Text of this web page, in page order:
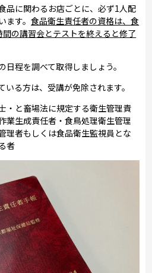
品に関わるお店ごとに、必ず1人配
ます。食品衛生責任者の資格は、食
の講習会とテストを終えると修了
程を調べて取得しましょう。
る方は、受講が免除されます。
・と畜場法に規定する衛生管理責
業生成責任者・食鳥処理衛生管理
理者もしくは食品衛生監視員とな
者